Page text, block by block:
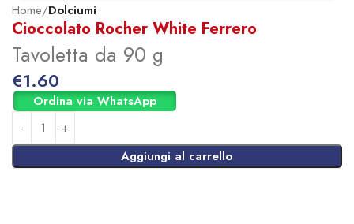
Home Dolciumi
Cioccolato Rocher White Ferrero
Tavoletta da 90 g
€1.60
Aggiungi al carrello
Ordina via WhatsApp